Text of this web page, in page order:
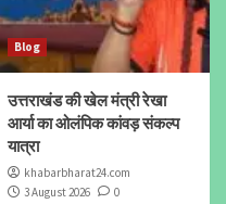
Blog
उत्तराखंड की खेल मंत्री रेखा
आर्या का ओलंपिक कांवड़ संकल्प
यात्रा
khabarbharat24.com
3 August 2026
0